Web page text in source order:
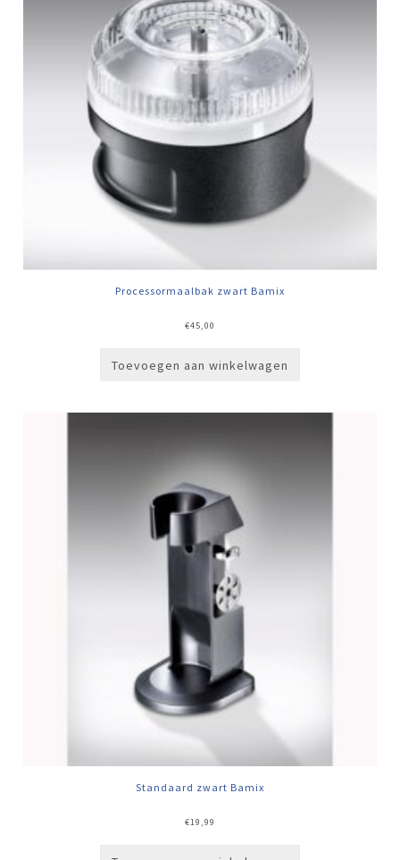
Processormaalbak zwart Bamix
€45,00
Toevoegen aan winkelwagen
Standaard zwart Bamix
€19,99